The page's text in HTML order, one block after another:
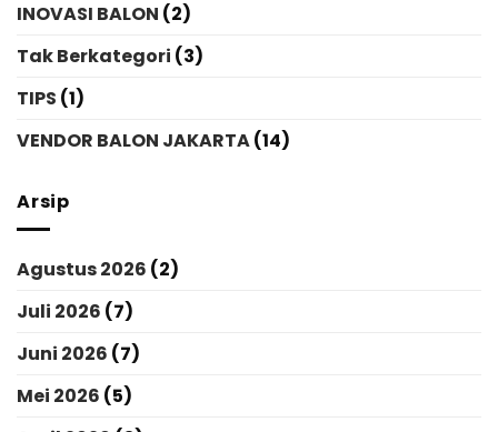
INOVASI BALON (2)
Tak Berkategori (3)
TIPS (1)
VENDOR BALON JAKARTA(14)
Arsip
Agustus 2026 (2)
Juli 2026 (7)
Juni 2026 (7)
Mei 2026 (5)